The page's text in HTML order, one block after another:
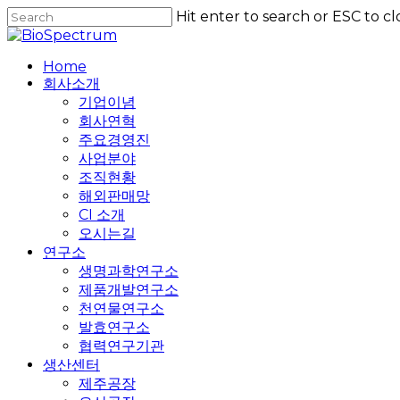
Skip
to
content
Hit enter to search or ESC to
Close
Home
회사소개
기업이념
회사연혁
주요경영진
사업분야
조직현황
해외판매망
CI 소개
오시는길
연구소
생명과학연구소
제품개발연구소
천연물연구소
발효연구소
협력연구기관
생산센터
제주공장